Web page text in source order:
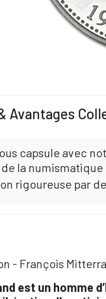
Avantages
capsule avec
la numismatique
rigoureuse par
- François
est un homme